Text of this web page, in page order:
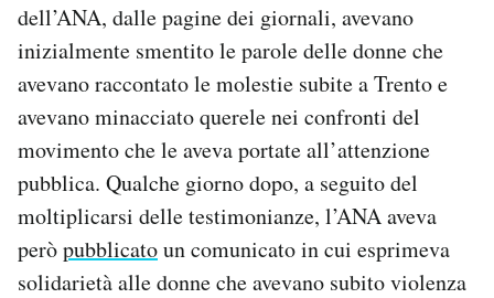
dell’ANA, dalle pagine dei giornali, avevano
inizialmente smentito le parole delle donne che
avevano raccontato le molestie subite a Trento e
avevano minacciato querele nei confronti del
movimento che le aveva portate all’attenzione
pubblica. Qualche giorno dopo, a seguito del
moltiplicarsi delle testimonianze, l’ANA aveva
peròpubblicatoun comunicato in cui esprimeva
solidarietà alle donne che avevano subito violenza